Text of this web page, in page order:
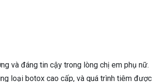
và đáng tin cậy trong lòng chị em phụ nữ.
loại botox cao cấp, và quá trình tiêm được